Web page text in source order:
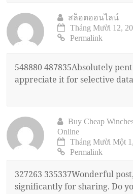
สล็อตออนไลน์
Tháng Mười 12,
Permalink
548880 487835Absolutely
appreciate it for selective
Buy Cheap
Online
Tháng Mười Một
Permalink
327263 335337Wonderful
significantly for sharing. Do